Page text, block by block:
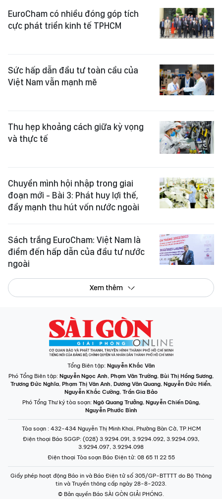
EuroCham có nhiều đóng góp tích
cực phát triển kinh tế TPHCM
Sức hấp dẫn đầu tư toàn cầu của
Việt Nam vẫn mạnh mẽ
Thu hẹp khoảng cách giữa kỳ vọng
và thực tế
Chuyển mình hội nhập trong giai
đoạn mới - Bài 3: Phát huy lợi thế,
đẩy mạnh thu hút vốn nước ngoài
Sách trắng EuroCham: Việt Nam là
điểm đến hấp dẫn của đầu tư nước
ngoài
Xem thêm
Tổng Biên tập: Nguyễn Khắc Văn
Phó Tổng Biên tập: Nguyễn Ngọc Anh, Phạm Văn Trường, Bùi Thị Hồng Sương,
Trương Đức Nghĩa, Phạm Thị Vân Anh, Dương Văn Quang, Nguyễn Đức Hiển,
Nguyễn Khắc Cường, Trần Gia Bảo
Phó Tổng Thư ký tòa soạn: Ngô Quang Trưởng, Nguyễn Chiến Dũng,
Nguyễn Phước Bình
Tòa soạn : 432-434 Nguyễn Thị Minh Khai, Phường Bàn Cờ, TP.HCM
Điện thoại Báo SGGP: (028) 3.9294.091, 3.9294.092, 3.9294.093,
3.9294.097, 3.9294.098
Điện thoại Tòa soạn Báo Điện tử: 08 65 11 22 55
Giấy phép hoạt động Báo in và Báo Điện tử số 305/GP-BTTTT do Bộ Thông
tin và Truyền thông cấp ngày 28-8-2023.
© Bản quyền Báo SÀI GÒN GIẢI PHÓNG.